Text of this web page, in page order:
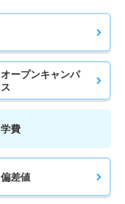
オープンキャンパ
ス
学費
偏差値